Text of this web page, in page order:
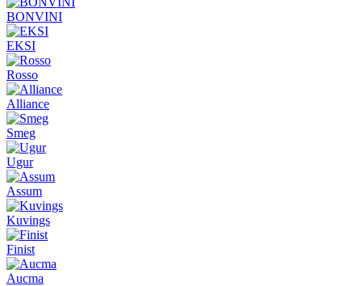
BONVINI
EKSI
Rosso
Alliance
Smeg
Ugur
Assum
Kuvings
Finist
Aucma